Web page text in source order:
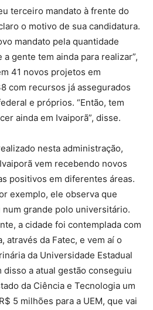
terceiro mandato à frente do
o motivo de sua candidatura.
mandato pela quantidade
gente tem ainda para realizar”,
41 novos projetos em
com recursos já assegurados
e próprios. “Então, tem
ainda em Ivaiporã”, disse.
nesta administração,
vem recebendo novos
positivos em diferentes áreas.
exemplo, ele observa que
grande polo universitário.
a cidade foi contemplada com
através da Fatec, e vem aí o
da Universidade Estadual
disso a atual gestão conseguiu
da Ciência e Tecnologia um
5 milhões para a UEM, que vai